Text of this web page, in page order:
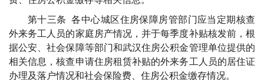
第十三条 各中心城区住房保障房管部门应当定期核查
外来务工人员的家庭房产情况，并于每季度补贴核发前，根
据公安、社会保障等部门和武汉住房公积金管理单位提供的
相关信息，核查申请住房租赁补贴的外来务工人员的居住证
办理及落户情况和社会保险费、住房公积金缴存情况。